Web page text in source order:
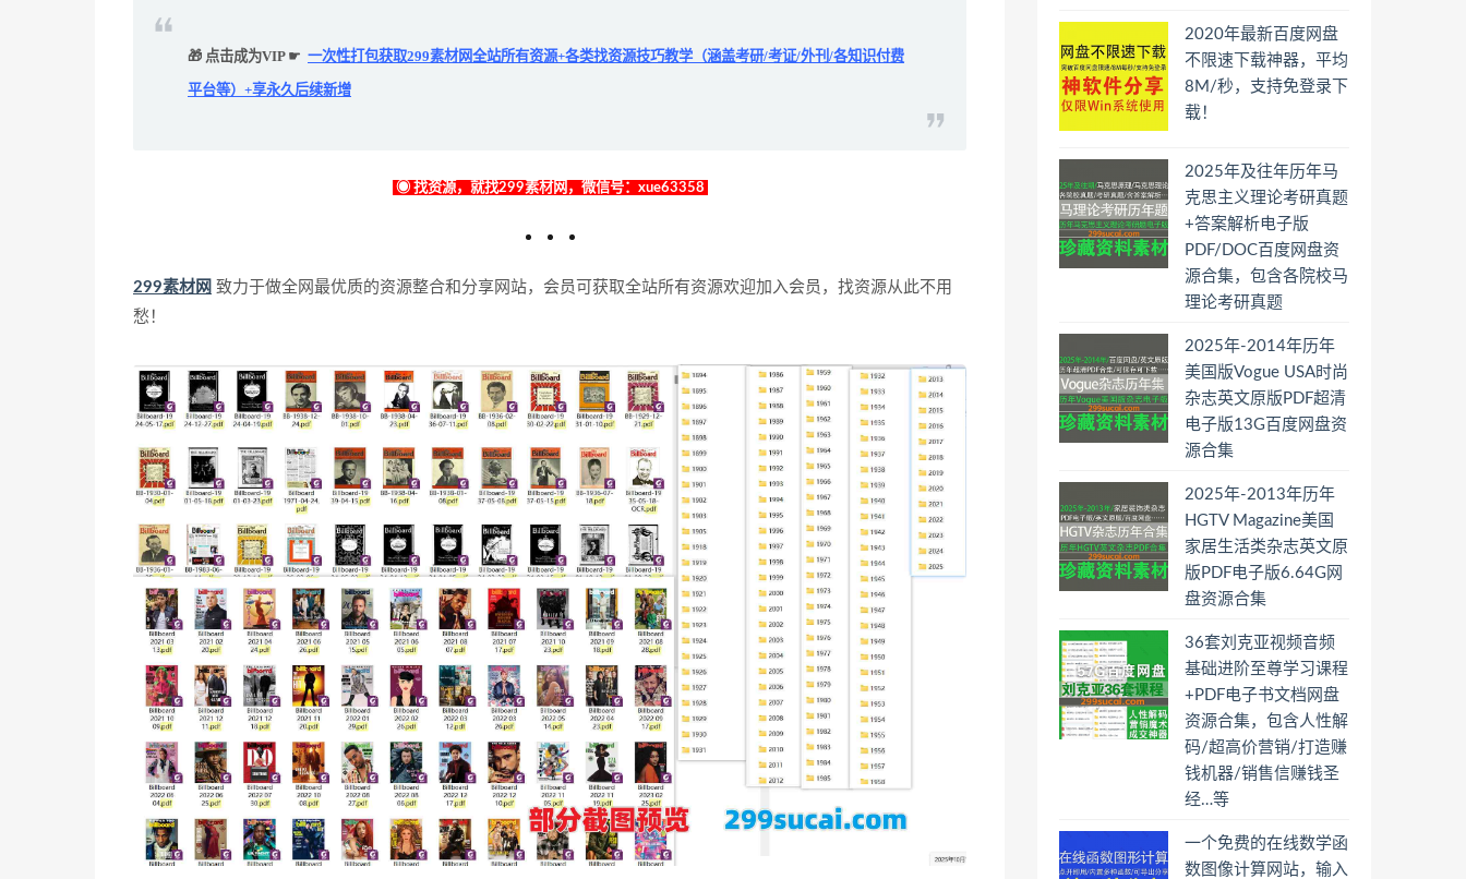
🎁 点击成为VIP ☛ 一次性打包获取299素材网全站所有资源+各类找资源技巧教学（涵盖考研/考证/外刊/各知识付费
平台等）+享永久后续新增
◉ 找资源，就找299素材网，微信号：xue63358
299素材网 致力于做全网最优质的资源整合和分享网站，会员可获取全站所有资源欢迎加入会员，找资源从此不用
愁！
2020年最新百度网盘
不限速下载神器，平均
8M/秒，支持免登录下
载！
2025年及往年历年马
克思主义理论考研真题
+答案解析电子版
PDF/DOC百度网盘资
源合集，包含各院校马
理论考研真题
2025年-2014年历年
美国版Vogue USA时尚
杂志英文原版PDF超清
电子版13G百度网盘资
源合集
2025年-2013年历年
HGTV Magazine美国
家居生活类杂志英文原
版PDF电子版6.64G网
盘资源合集
36套刘克亚视频音频
基础进阶至尊学习课程
+PDF电子书文档网盘
资源合集，包含人性解
码/超高价营销/打造赚
钱机器/销售信赚钱圣
经…等
一个免费的在线数学函
数图像计算网站，输入